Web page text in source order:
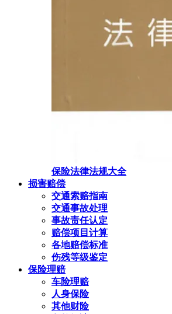
保险法律法规大全
损害赔偿
交通索赔指南
交通事故处理
事故责任认定
赔偿项目计算
各地赔偿标准
伤残等级鉴定
保险理赔
车险理赔
人身保险
其他财险